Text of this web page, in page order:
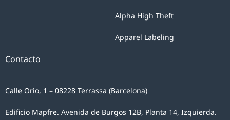
Alpha High Theft
Apparel Labeling
Contacto
Calle Orio, 1 – 08228 Terrassa (Barcelona)
Edificio Mapfre. Avenida de Burgos 12B, Planta 14, Izquierda.